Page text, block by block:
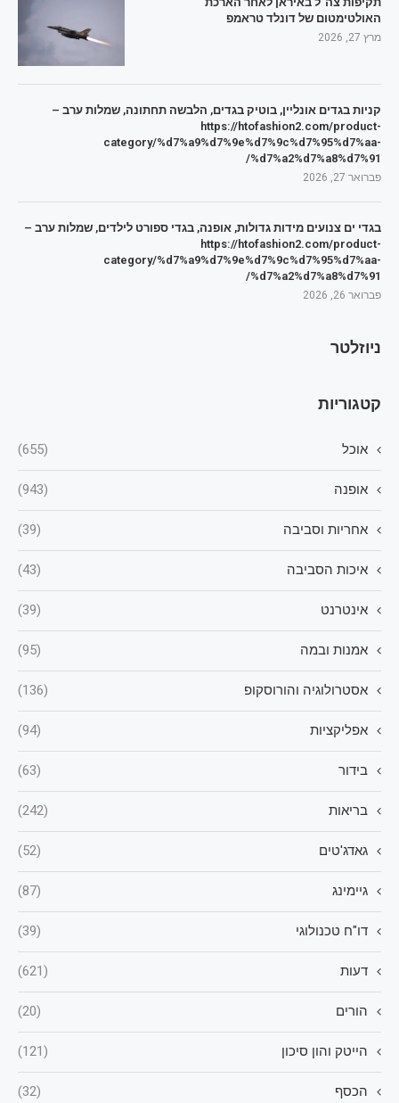
האולטימטום של דונלד טראמפ
מרץ 27, 2026
קניות בגדים אונליין, בוטיק בגדים, הלבשה תחתונה, שמלות ערב –
https://htofashion2.com/product-
category/%d7%a9%d7%9e%d7%9c%d7%95%d7%aa-
%d7%a2%d7%a8%d7%91/
פברואר 27, 2026
בגדי ים צנועים מידות גדולות, אופנה, בגדי ספורט לילדים, שמלות ערב –
https://htofashion2.com/product-
category/%d7%a9%d7%9e%d7%9c%d7%95%d7%aa-
%d7%a2%d7%a8%d7%91/
פברואר 26, 2026
ניוזלטר
קטגוריות
אוכל (655)
אופנה (943)
אחריות וסביבה (39)
איכות הסביבה (43)
אינטרנט (39)
אמנות ובמה (95)
אסטרולוגיה והורוסקופ (136)
אפליקציות (94)
בידור (63)
בריאות (242)
גאדג'טים (52)
גיימינג (87)
דו"ח טכנולוגי (39)
דעות (621)
הורים (20)
הייטק והון סיכון (121)
הכסף (32)